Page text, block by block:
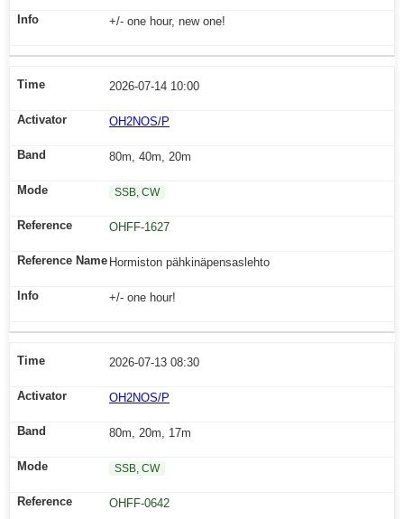
+/- one hour, new one!
2026-07-14 10:00
OH2NOS/P
80m, 40m, 20m
SSB, CW
OHFF-1627
Hormiston pähkinäpensaslehto
+/- one hour!
2026-07-13 08:30
OH2NOS/P
80m, 20m, 17m
SSB, CW
OHFF-0642